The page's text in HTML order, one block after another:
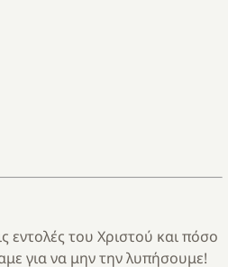
εντολές του Χριστού και πόσο
για να μην την λυπήσουμε!